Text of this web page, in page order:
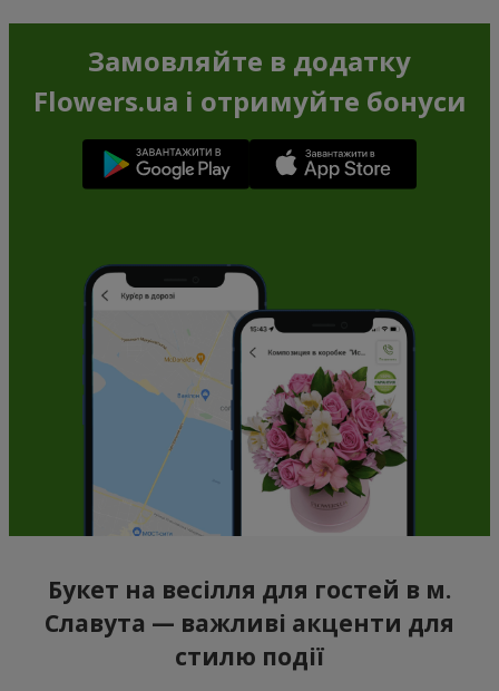
Замовляйте в додатку
Flowers.ua і отримуйте бонуси
Букет на весілля для гостей в м.
Славута — важливі акценти для
стилю події